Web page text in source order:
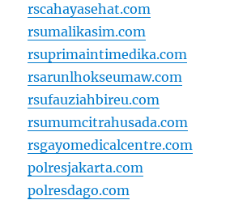
rscahayasehat.com
rsumalikasim.com
rsuprimaintimedika.com
rsarunlhokseumaw.com
rsufauziahbireu.com
rsumumcitrahusada.com
rsgayomedicalcentre.com
polresjakarta.com
polresdago.com